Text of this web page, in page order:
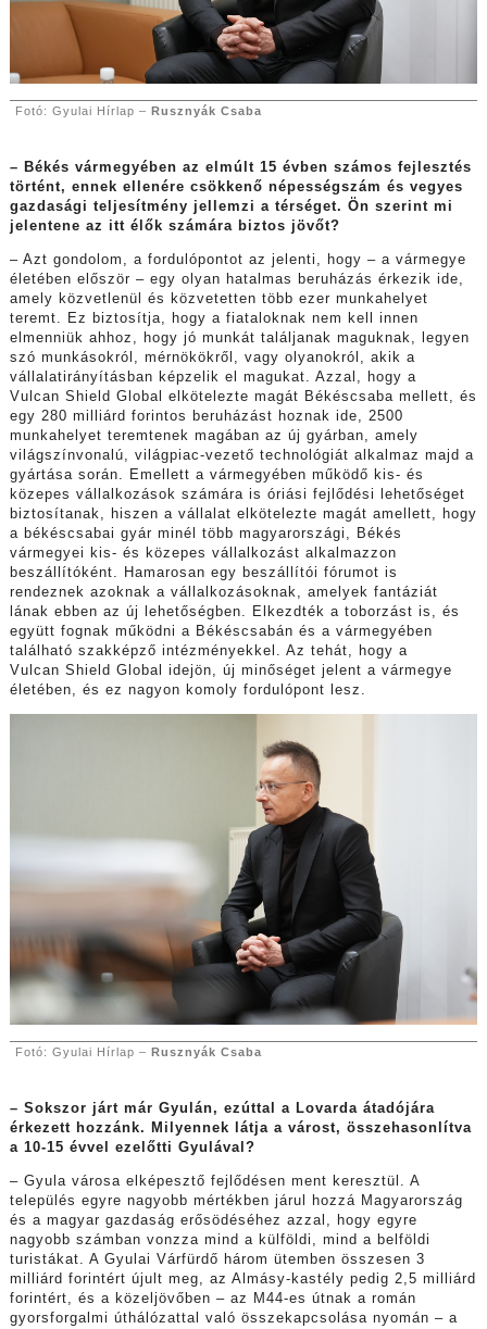
Fotó: Gyulai Hírlap – Rusznyák Csaba
– Békés vármegyében az elmúlt 15 évben számos fejlesztés
történt, ennek ellenére csökkenő népességszám és vegyes
gazdasági teljesítmény jellemzi a térséget. Ön szerint mi
jelentene az itt élők számára biztos jövőt?
– Azt gondolom, a fordulópontot az jelenti, hogy – a vármegye
életében először – egy olyan hatalmas beruházás érkezik ide,
amely közvetlenül és közvetetten több ezer munkahelyet
teremt. Ez biztosítja, hogy a fiataloknak nem kell innen
elmenniük ahhoz, hogy jó munkát találjanak maguknak, legyen
szó munkásokról, mérnökökről, vagy olyanokról, akik a
vállalatirányításban képzelik el magukat. Azzal, hogy a
Vulcan Shield Global elkötelezte magát Békéscsaba mellett, és
egy 280 milliárd forintos beruházást hoznak ide, 2500
munkahelyet teremtenek magában az új gyárban, amely
világszínvonalú, világpiac-vezető technológiát alkalmaz majd a
gyártása során. Emellett a vármegyében működő kis- és
közepes vállalkozások számára is óriási fejlődési lehetőséget
biztosítanak, hiszen a vállalat elkötelezte magát amellett, hogy
a békéscsabai gyár minél több magyarországi, Békés
vármegyei kis- és közepes vállalkozást alkalmazzon
beszállítóként. Hamarosan egy beszállítói fórumot is
rendeznek azoknak a vállalkozásoknak, amelyek fantáziát
lának ebben az új lehetőségben. Elkezdték a toborzást is, és
együtt fognak működni a Békéscsabán és a vármegyében
található szakképző intézményekkel. Az tehát, hogy a
Vulcan Shield Global idejön, új minőséget jelent a vármegye
életében, és ez nagyon komoly fordulópont lesz.
Fotó: Gyulai Hírlap – Rusznyák Csaba
– Sokszor járt már Gyulán, ezúttal a Lovarda átadójára
érkezett hozzánk. Milyennek látja a várost, összehasonlítva
a 10-15 évvel ezelőtti Gyulával?
– Gyula városa elképesztő fejlődésen ment keresztül. A
település egyre nagyobb mértékben járul hozzá Magyarország
és a magyar gazdaság erősödéséhez azzal, hogy egyre
nagyobb számban vonzza mind a külföldi, mind a belföldi
turistákat. A Gyulai Várfürdő három ütemben összesen 3
milliárd forintért újult meg, az Almásy-kastély pedig 2,5 milliárd
forintért, és a közeljövőben – az M44-es útnak a román
gyorsforgalmi úthálózattal való összekapcsolása nyomán – a